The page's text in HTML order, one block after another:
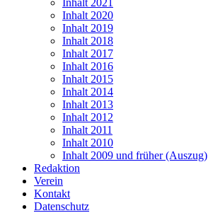
Inhalt 2021
Inhalt 2020
Inhalt 2019
Inhalt 2018
Inhalt 2017
Inhalt 2016
Inhalt 2015
Inhalt 2014
Inhalt 2013
Inhalt 2012
Inhalt 2011
Inhalt 2010
Inhalt 2009 und früher (Auszug)
Redaktion
Verein
Kontakt
Datenschutz